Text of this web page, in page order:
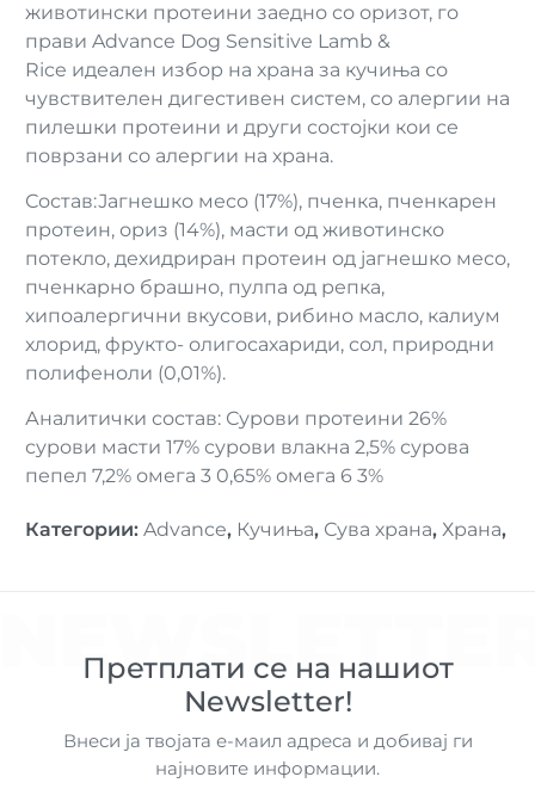
животински протеини заедно со оризот, го
прави Advance Dog Sensitive Lamb &
Rice идеален избор на храна за кучиња со
чувствителен дигестивен систем, со алергии на
пилешки протеини и други состојки кои се
поврзани со алергии на храна.
Состав:Јагнешко месо (17%), пченка, пченкарен
протеин, ориз (14%), масти од животинско
потекло, дехидриран протеин од јагнешко месо,
пченкарно брашно, пулпа од репка,
хипоалергични вкусови, рибино масло, калиум
хлорид, фрукто- олигосахариди, сол, природни
полифеноли (0,01%).
Аналитички состав: Сурови протеини 26%
сурови масти 17% сурови влакна 2,5% сурова
пепел 7,2% омега 3 0,65% омега 6 3%
Категории: Advance, Кучиња, Сува храна, Храна,
Претплати се на нашиот
Newsletter!
Внеси ја твојата е-маил адреса и добивај ги
најновите информации.